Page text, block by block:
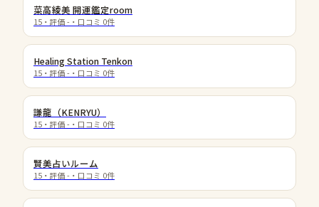
菜高綾美 開運鑑定room
15 ・評価 - ・口コミ 0件
Healing Station Tenkon
15 ・評価 - ・口コミ 0件
謙龍（KENRYU）
15 ・評価 - ・口コミ 0件
賢美占いルーム
15 ・評価 - ・口コミ 0件